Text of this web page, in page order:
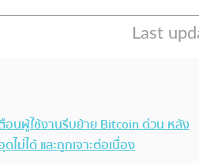
อนผู้ใช้งานรีบย้าย Bitcoin ด่วน หลัง
ไม่ได้ และถูกเจาะต่อเนื่อง